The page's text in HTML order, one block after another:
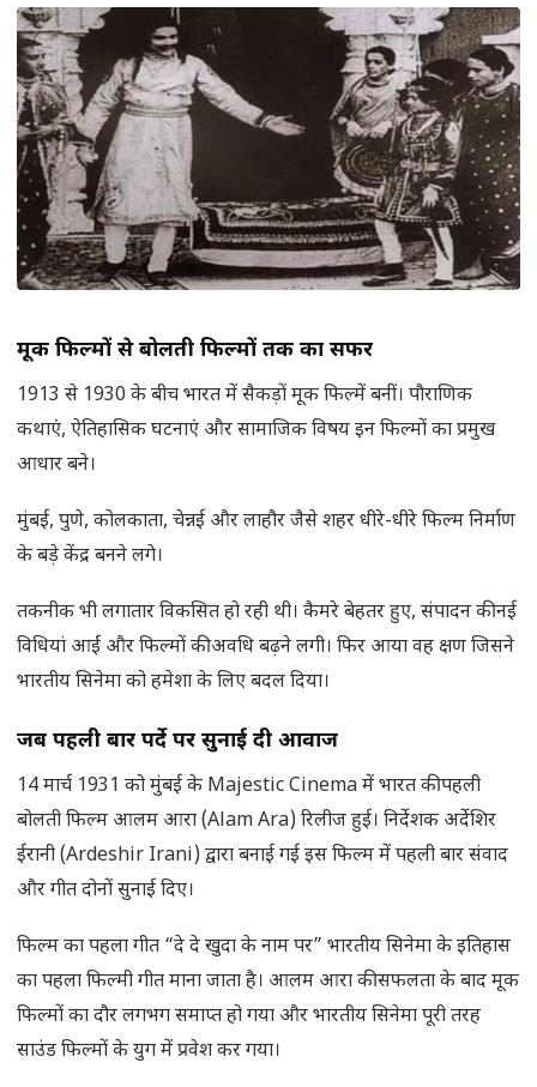
मूक फिल्मों से बोलती फिल्मों तक का सफर
1913 से 1930 के बीच भारत में सैकड़ों मूक फिल्में बनीं। पौराणिक
कथाएं, ऐतिहासिक घटनाएं और सामाजिक विषय इन फिल्मों का प्रमुख
आधार बने।
मुंबई, पुणे, कोलकाता, चेन्नई और लाहौर जैसे शहर धीरे-धीरे फिल्म निर्माण
के बड़े केंद्र बनने लगे।
तकनीक भी लगातार विकसित हो रही थी। कैमरे बेहतर हुए, संपादन की नई
विधियां आईं और फिल्मों की अवधि बढ़ने लगी। फिर आया वह क्षण जिसने
भारतीय सिनेमा को हमेशा के लिए बदल दिया।
जब पहली बार पर्दे पर सुनाई दी आवाज
14 मार्च 1931 को मुंबई के Majestic Cinema में भारत की पहली
बोलती फिल्म आलम आरा (Alam Ara) रिलीज हुई। निर्देशक अर्देशिर
ईरानी (Ardeshir Irani) द्वारा बनाई गई इस फिल्म में पहली बार संवाद
और गीत दोनों सुनाई दिए।
फिल्म का पहला गीत “दे दे खुदा के नाम पर” भारतीय सिनेमा के इतिहास
का पहला फिल्मी गीत माना जाता है। आलम आरा की सफलता के बाद मूक
फिल्मों का दौर लगभग समाप्त हो गया और भारतीय सिनेमा पूरी तरह
साउंड फिल्मों के युग में प्रवेश कर गया।